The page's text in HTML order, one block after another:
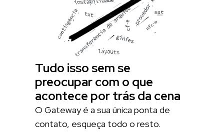
Tudo isso sem se
preocupar com o que
acontece por trás da cena
O Gateway é a sua única ponta de
contato, esqueça todo o resto.